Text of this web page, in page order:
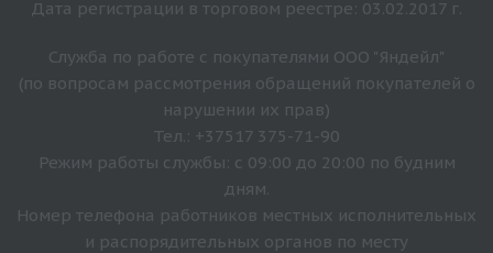
Дата регистрации в торговом реестре: 03.02.2017 г.
Служба по работе с покупателями ООО "Яндейл"
(по вопросам рассмотрения обращений покупателей о
нарушении их прав)
Тел.: +37517 375-71-90
Режим работы службы: с 09:00 до 20:00 по будним
дням.
Номер телефона работников местных исполнительных
и распорядительных органов по месту